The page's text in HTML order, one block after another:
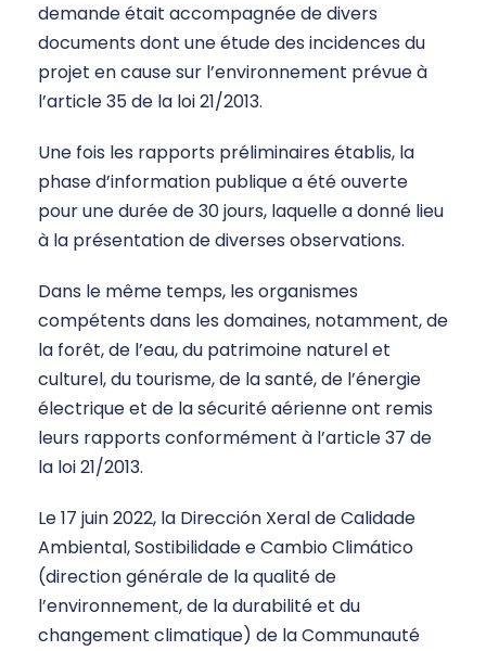
demande était accompagnée de divers
documents dont une étude des incidences du
projet en cause sur l’environnement prévue à
l’article 35 de la loi 21/2013.
Une fois les rapports préliminaires établis, la
phase d’information publique a été ouverte
pour une durée de 30 jours, laquelle a donné lieu
à la présentation de diverses observations.
Dans le même temps, les organismes
compétents dans les domaines, notamment, de
la forêt, de l’eau, du patrimoine naturel et
culturel, du tourisme, de la santé, de l’énergie
électrique et de la sécurité aérienne ont remis
leurs rapports conformément à l’article 37 de
la loi 21/2013.
Le 17 juin 2022, la Dirección Xeral de Calidade
Ambiental, Sostibilidade e Cambio Climático
(direction générale de la qualité de
l’environnement, de la durabilité et du
changement climatique) de la Communauté